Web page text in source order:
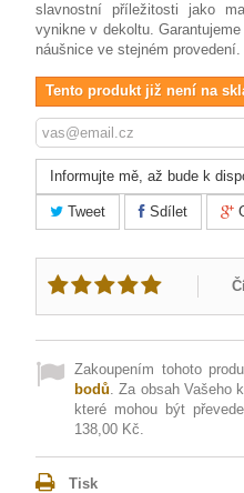
slavnostní příležitosti jako
vynikne v dekoltu.
náušnice ve stejném provedení.
Tento produkt již není na
Informujte mě, až bude k
Tweet Sdílet
Zakoupením tohoto
bodů. Za obsah Vašeho
které mohou být
138,00 Kč.
Tisk